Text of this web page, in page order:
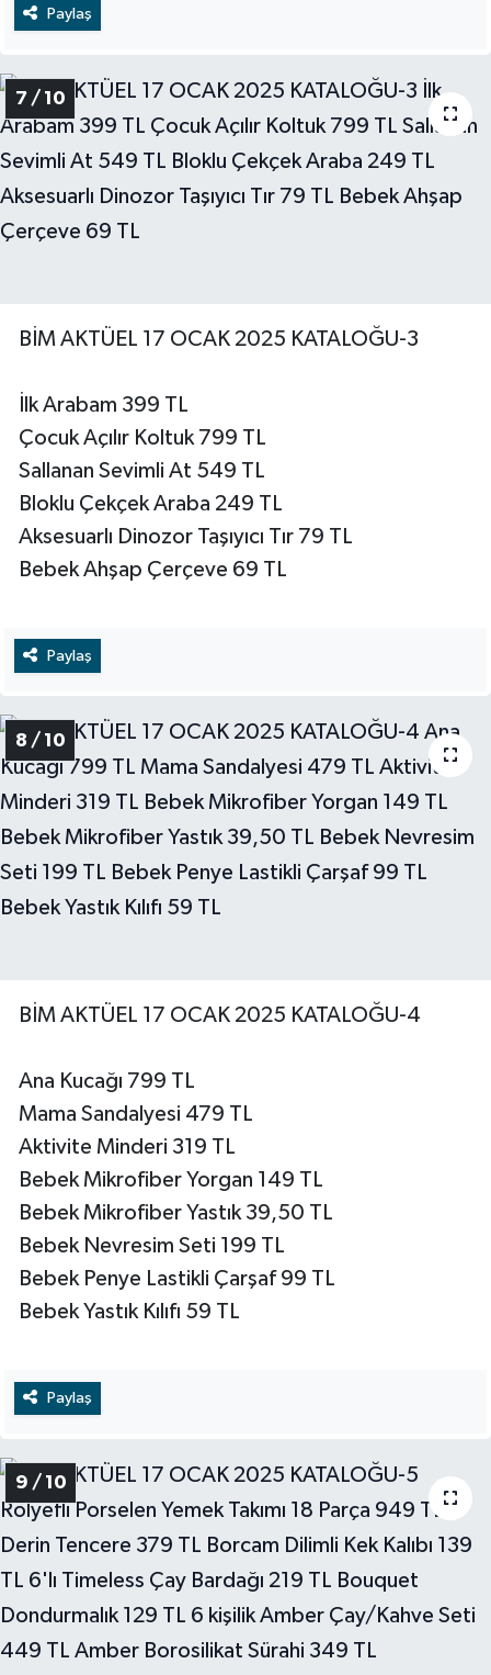
Paylaş
7 / 10
BİM AKTÜEL 17 OCAK 2025 KATALOĞU-3
İlk Arabam 399 TL
Çocuk Açılır Koltuk 799 TL
Sallanan Sevimli At 549 TL
Bloklu Çekçek Araba 249 TL
Aksesuarlı Dinozor Taşıyıcı Tır 79 TL
Bebek Ahşap Çerçeve 69 TL
Paylaş
8 / 10
BİM AKTÜEL 17 OCAK 2025 KATALOĞU-4
Ana Kucağı 799 TL
Mama Sandalyesi 479 TL
Aktivite Minderi 319 TL
Bebek Mikrofiber Yorgan 149 TL
Bebek Mikrofiber Yastık 39,50 TL
Bebek Nevresim Seti 199 TL
Bebek Penye Lastikli Çarşaf 99 TL
Bebek Yastık Kılıfı 59 TL
Paylaş
9 / 10